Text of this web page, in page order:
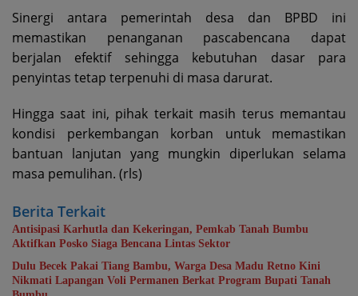
Sinergi antara pemerintah desa dan BPBD ini
memastikan penanganan pascabencana dapat
berjalan efektif sehingga kebutuhan dasar para
penyintas tetap terpenuhi di masa darurat.
Hingga saat ini, pihak terkait masih terus memantau
kondisi perkembangan korban untuk memastikan
bantuan lanjutan yang mungkin diperlukan selama
masa pemulihan. (rls)
Berita Terkait
Antisipasi Karhutla dan Kekeringan, Pemkab Tanah Bumbu
Aktifkan Posko Siaga Bencana Lintas Sektor
Dulu Becek Pakai Tiang Bambu, Warga Desa Madu Retno Kini
Nikmati Lapangan Voli Permanen Berkat Program Bupati Tanah